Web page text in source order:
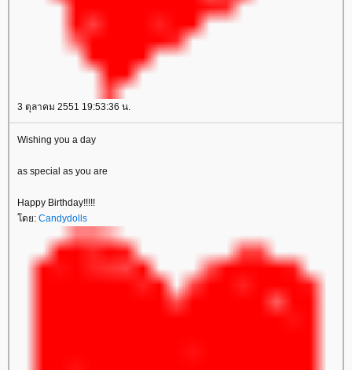
3 ตุลาคม 2551 19:53:36 น.
Wishing you a day
as special as you are
Happy Birthday!!!!!
ดย: Candydolls